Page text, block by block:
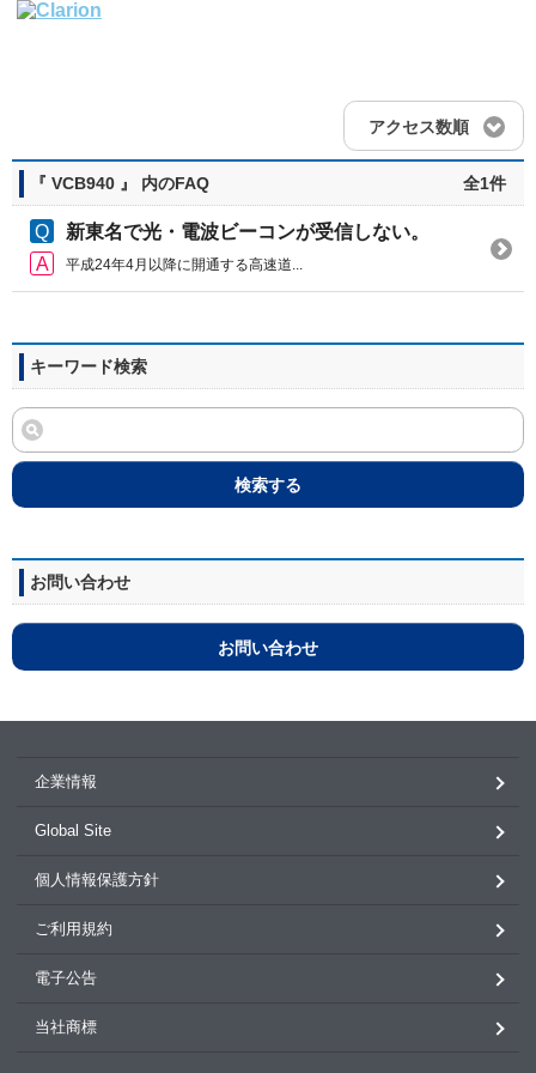
アクセス数順
『 VCB940 』 内のFAQ 全1件
新東名で光・電波ビーコンが受信しない。
平成24年4月以降に開通する高速道...
キーワード検索
検索する
お問い合わせ
お問い合わせ
企業情報
Global Site
個人情報保護方針
ご利用規約
電子公告
当社商標